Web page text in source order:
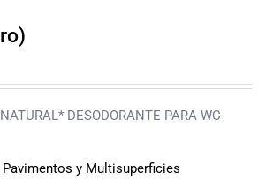
DESODORANTE PARA WC
Pavimentos y Multisuperficies